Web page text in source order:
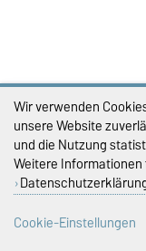
Wir verwenden
unsere Website
und die Nutzung
Weitere
Cookie-Einstellungen